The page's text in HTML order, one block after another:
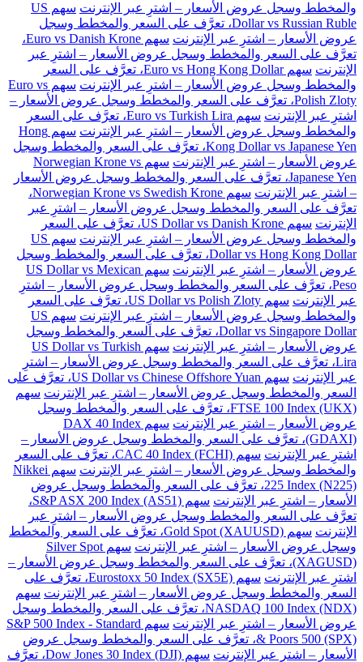
والمخطط وسجل عروض الأسعار – اشترِ عبر الإنترنت
سهم US
Dollar vs Russian Ruble، تعرَّف على السعر والمخطط وسجل
عروض الأسعار – اشترِ عبر الإنترنت
سهم Euro vs Danish Krone،
تعرَّف على السعر والمخطط وسجل عروض الأسعار – اشترِ عبر
الإنترنت
سهم Euro vs Hong Kong Dollar، تعرَّف على السعر
والمخطط وسجل عروض الأسعار – اشترِ عبر الإنترنت
سهم Euro vs
Polish Zloty، تعرَّف على السعر والمخطط وسجل عروض الأسعار –
اشترِ عبر الإنترنت
سهم Euro vs Turkish Lira، تعرَّف على السعر
والمخطط وسجل عروض الأسعار – اشترِ عبر الإنترنت
سهم Hong
Kong Dollar vs Japanese Yen، تعرَّف على السعر والمخطط وسجل
عروض الأسعار – اشترِ عبر الإنترنت
سهم Norwegian Krone vs
Japanese Yen، تعرَّف على السعر والمخطط وسجل عروض الأسعار
– اشترِ عبر الإنترنت
سهم Norwegian Krone vs Swedish Krone،
تعرَّف على السعر والمخطط وسجل عروض الأسعار – اشترِ عبر
الإنترنت
سهم US Dollar vs Danish Krone، تعرَّف على السعر
والمخطط وسجل عروض الأسعار – اشترِ عبر الإنترنت
سهم US
Dollar vs Hong Kong Dollar، تعرَّف على السعر والمخطط وسجل
عروض الأسعار – اشترِ عبر الإنترنت
سهم US Dollar vs Mexican
Peso، تعرَّف على السعر والمخطط وسجل عروض الأسعار – اشترِ
عبر الإنترنت
سهم US Dollar vs Polish Zloty، تعرَّف على السعر
والمخطط وسجل عروض الأسعار – اشترِ عبر الإنترنت
سهم US
Dollar vs Singapore Dollar، تعرَّف على السعر والمخطط وسجل
عروض الأسعار – اشترِ عبر الإنترنت
سهم US Dollar vs Turkish
Lira، تعرَّف على السعر والمخطط وسجل عروض الأسعار – اشترِ
عبر الإنترنت
سهم US Dollar vs Chinese Offshore Yuan، تعرَّف على
السعر والمخطط وسجل عروض الأسعار – اشترِ عبر الإنترنت سهم
FTSE 100 Index (UKX)، تعرَّف على السعر والمخطط وسجل
عروض الأسعار – اشترِ عبر الإنترنت
سهم DAX 40 Index
(GDAXI)، تعرَّف على السعر والمخطط وسجل عروض الأسعار –
اشترِ عبر الإنترنت
سهم CAC 40 Index (FCHI)، تعرَّف على السعر
والمخطط وسجل عروض الأسعار – اشترِ عبر الإنترنت
سهم Nikkei
225 Index (N225)، تعرَّف على السعر والمخطط وسجل عروض
الأسعار – اشترِ عبر الإنترنت
سهم S&P ASX 200 Index (AS51)،
تعرَّف على السعر والمخطط وسجل عروض الأسعار – اشترِ عبر
الإنترنت
سهم Gold Spot (XAUUSD)، تعرَّف على السعر والمخطط
وسجل عروض الأسعار – اشترِ عبر الإنترنت
سهم Silver Spot
(XAGUSD)، تعرَّف على السعر والمخطط وسجل عروض الأسعار –
اشترِ عبر الإنترنت
سهم Eurostoxx 50 Index (SX5E)، تعرَّف على
السعر والمخطط وسجل عروض الأسعار – اشترِ عبر الإنترنت سهم
NASDAQ 100 Index (NDX)، تعرَّف على السعر والمخطط وسجل
عروض الأسعار – اشترِ عبر الإنترنت
سهم S&P 500 Index - Standard
& Poors 500 (SPX)، تعرَّف على السعر والمخطط وسجل عروض
الأسعار – اشترِ عبر الإنترنت
سهم Dow Jones 30 Index (DJI)، تعرَّف